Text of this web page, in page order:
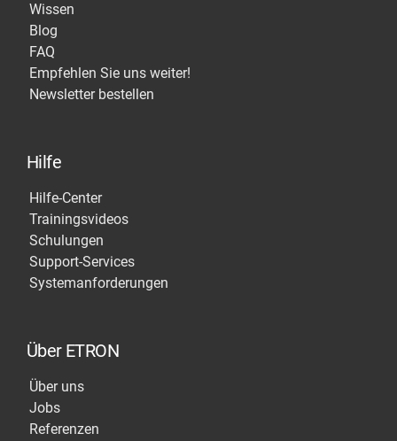
Wissen
Blog
FAQ
Empfehlen Sie uns weiter!
Newsletter bestellen
Hilfe
Hilfe-Center
Trainingsvideos
Schulungen
Support-Services
Systemanforderungen
Über ETRON
Über uns
Jobs
Referenzen